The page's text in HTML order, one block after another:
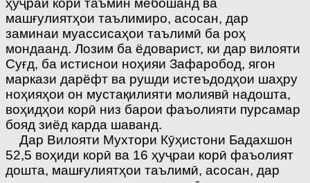
ҳуҷраи корӣ таъмин мебошанд ва
машғулиятҳои таълимиро, асосан, дар
заминаи муассисаҳои таълимӣ ба роҳ
мондаанд. Лозим ба ёдоварист, ки дар вилояти
Суғд, ба истиснои ноҳияи Зафаробод, ягон
маркази дарёфт ва рушди истеъдодҳои шаҳру
ноҳияҳои он мустақилияти молиявӣ надошта,
воҳидҳои корӣ низ барои фаъолияти пурсамар
бояд зиёд карда шаванд.
Дар Вилояти Мухтори Кӯҳистони Бадахшон
52,5 воҳиди корӣ ва 16 ҳуҷраи корӣ фаъолият
дошта, машғулиятҳои таълимӣ, асосан, дар